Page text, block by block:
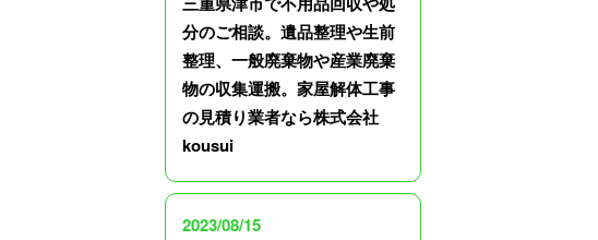
分のご相談。遺品整理や生前
整理、一般廃棄物や産業廃棄
物の収集運搬。家屋解体工事
の見積り業者なら株式会社
kousui
2023/08/15